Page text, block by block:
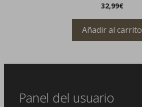
32,99€
Añadir al carrito
Panel del usuario